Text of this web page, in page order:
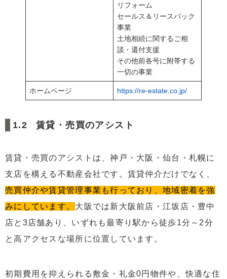
リフォーム
セールス＆リースバック
事業
土地相続に関するご相
談・還付支援
その他前各号に附帯する
⼀切の事業
ホームページ https://re-estate.co.jp/
賃貸・売買のアシスト
賃貸・売買のアシストは、神戸・大阪・仙台・札幌に
支店を構える不動産会社です。賃貸仲介だけでなく、
売買仲介や賃貸管理事業も行っており、地域密着を強
みにしています。 大阪では新大阪前店・江坂店・豊中
店と3店舗あり、いずれも最寄り駅から徒歩1分～2分
と高アクセスな場所に位置しています。
初期費用を抑えられる敷金・礼金0円物件や、快適な住